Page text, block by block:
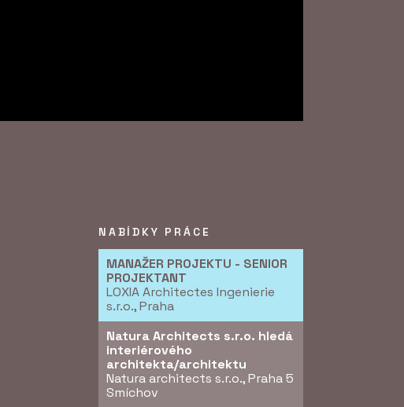
NABÍDKY PRÁCE
MANAŽER PROJEKTU - SENIOR
PROJEKTANT
LOXIA Architectes Ingenierie
s.r.o., Praha
Natura Architects s.r.o. hledá
interiérového
architekta/architektu
Natura architects s.r.o., Praha 5
Smíchov